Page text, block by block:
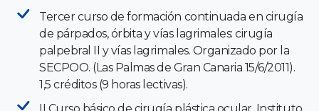
Tercer curso de formación continuada en cirugía
de párpados, órbita y vías lagrimales: cirugía
palpebral II y vías lagrimales. Organizado por la
SECPOO. (Las Palmas de Gran Canaria 15/6/2011).
1,5 créditos (9 horas lectivas).